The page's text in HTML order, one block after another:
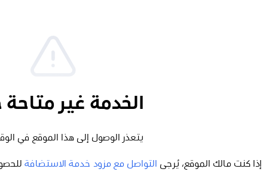
الخدمة غير متاحة
يتعذر الوصول إلى هذا الموقع في
إذا كنت مالك الموقع، يُرجى التواصل مع مزود خدمة الاستضافة